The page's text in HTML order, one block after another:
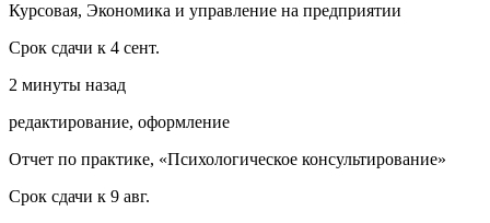
Курсовая, Экономика и управление на предприятии
Срок сдачи к 4 сент.
2 минуты назад
редактирование, оформление
Отчет по практике, «Психологическое консультирование»
Срок сдачи к 9 авг.